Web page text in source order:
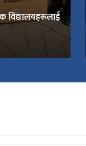
विद्यालयहरूलाई